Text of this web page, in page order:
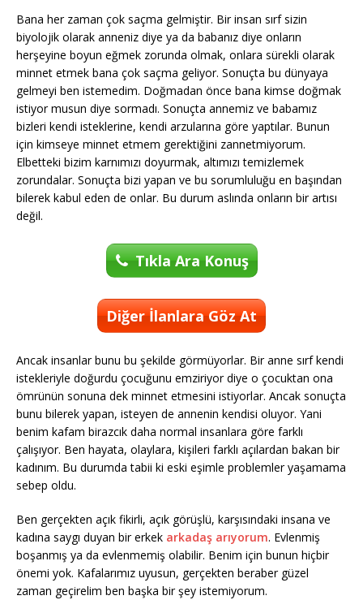
Bana her zaman çok saçma gelmiştir. Bir insan sırf sizin
biyolojik olarak anneniz diye ya da babanız diye onların
herşeyine boyun eğmek zorunda olmak, onlara sürekli olarak
minnet etmek bana çok saçma geliyor. Sonuçta bu dünyaya
gelmeyi ben istemedim. Doğmadan önce bana kimse doğmak
istiyor musun diye sormadı. Sonuçta annemiz ve babamız
bizleri kendi isteklerine, kendi arzularına göre yaptılar. Bunun
için kimseye minnet etmem gerektiğini zannetmiyorum.
Elbetteki bizim karnımızı doyurmak, altımızı temizlemek
zorundalar. Sonuçta bizi yapan ve bu sorumluluğu en başından
bilerek kabul eden de onlar. Bu durum aslında onların bir artısı
değil.
Tıkla Ara Konuş
Diğer İlanlara Göz At
Ancak insanlar bunu bu şekilde görmüyorlar. Bir anne sırf kendi
istekleriyle doğurdu çocuğunu emziriyor diye o çocuktan ona
ömrünün sonuna dek minnet etmesini istiyorlar. Ancak sonuçta
bunu bilerek yapan, isteyen de annenin kendisi oluyor. Yani
benim kafam birazcık daha normal insanlara göre farklı
çalışıyor. Ben hayata, olaylara, kişileri farklı açılardan bakan bir
kadınım. Bu durumda tabii ki eski eşimle problemler yaşamama
sebep oldu.
Ben gerçekten açık fikirli, açık görüşlü, karşısındaki insana ve
kadına saygı duyan bir erkek arkadaş arıyorum. Evlenmiş
boşanmış ya da evlenmemiş olabilir. Benim için bunun hiçbir
önemi yok. Kafalarımız uyusun, gerçekten beraber güzel
zaman geçirelim ben başka bir şey istemiyorum.